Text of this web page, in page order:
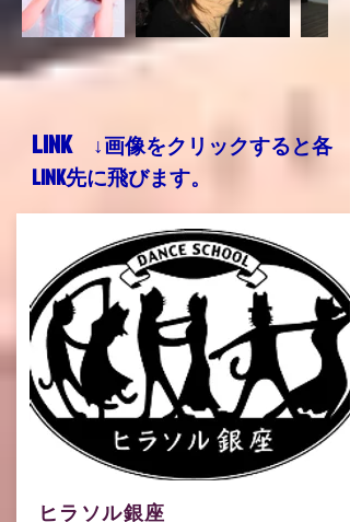
​LINK↓画像をクリックすると各
LINK先に飛びます。
ヒラソル銀座